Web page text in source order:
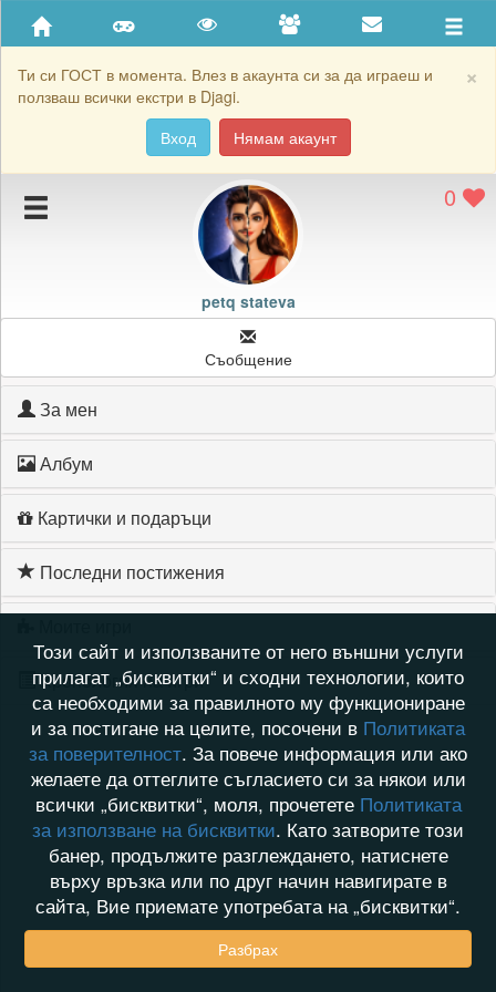
×
Ти си ГОСТ в момента. Влез в акаунта си за да играеш и
ползваш всички екстри в Djagi.
Вход
Нямам акаунт
Приятели
Хронология на игри
Подаръците на petq stateva
Картичките на petq stateva
Блокирай petq stateva
0
petq stateva
Съобщение
За мен
Албум
Картички и подаръци
Последни постижения
Хронология на игри
Този сайт и използваните от него външни услуги
прилагат „бисквитки“ и сходни технологии, които
са необходими за правилното му функциониране
и за постигане на целите, посочени в Политиката
за поверителност. За повече информация или ако
желаете да оттеглите съгласието си за някои или
всички „бисквитки“, моля, прочетете Политиката
за използване на бисквитки. Като затворите този
банер, продължите разглеждането, натиснете
върху връзка или по друг начин навигирате в
сайта, Вие приемате употребата на „бисквитки“.
Разбрах